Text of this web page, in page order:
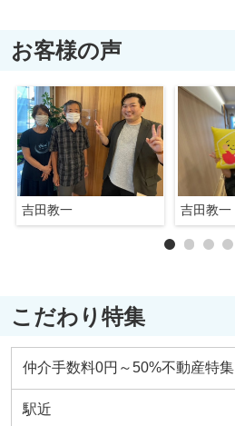
お客様の声
吉田教一 吉田教一
こだわり特集
仲介手数料0円～50%不動産特集
駅近